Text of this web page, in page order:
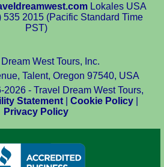
Lokales USA
535 2015 (Pacific Standard Time
PST)
West Tours, Inc.
Talent, Oregon 97540, USA
- Travel Dream West Tours,
Statement |Cookie Policy
Privacy Policy